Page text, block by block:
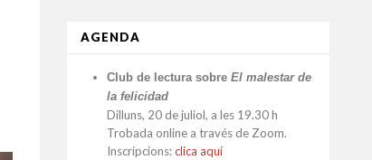
AGENDA
Club de lectura sobre El malestar de
la felicidad
Dilluns, 20 de juliol, a les 19.30 h
Trobada online a través de Zoom.
Inscripcions:clica aquí